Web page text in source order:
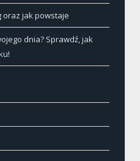
oraz jak powstaje
dnia? Sprawdź, jak